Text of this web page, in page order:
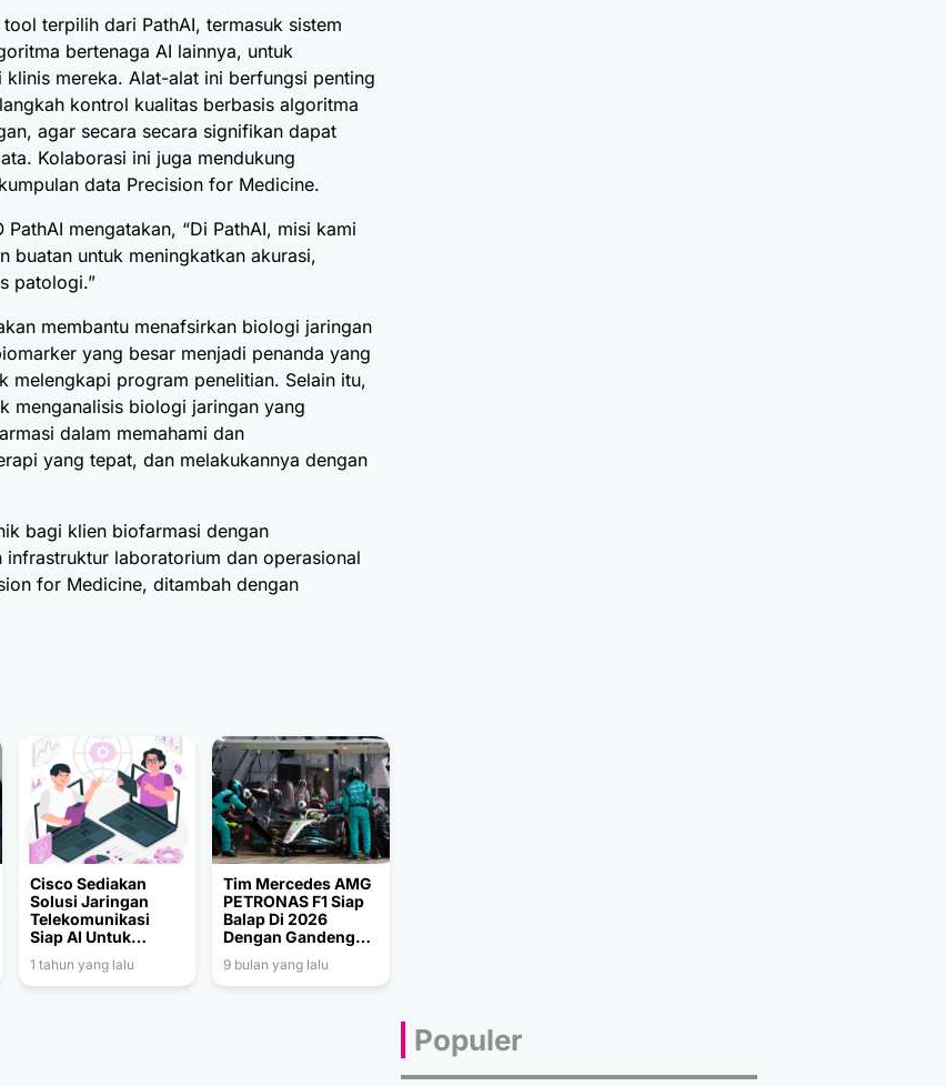
terpilih dari PathAI, termasuk sistem
bertenaga AI lainnya, untuk
mereka. Alat-alat ini berfungsi penting
kontrol kualitas berbasis algoritma
agar secara secara signifikan dapat
Kolaborasi ini juga mendukung
data Precision for Medicine.
mengatakan, “Di PathAI, misi kami
buatan untuk meningkatkan akurasi,
patologi.”
membantu menafsirkan biologi jaringan
yang besar menjadi penanda yang
melengkapi program penelitian. Selain itu,
menganalisis biologi jaringan yang
dalam memahami dan
yang tepat, dan melakukannya dengan
bagi klien biofarmasi dengan
laboratorium dan operasional
for Medicine, ditambah dengan
Cisco Sediakan
Solusi Jaringan
Telekomunikasi
Siap AI Untuk
Digital
1 tahun yang lalu
Tim Mercedes AMG
PETRONAS F1 Siap
Balap Di 2026
Dengan Gandeng
9 bulan yang lalu
Populer